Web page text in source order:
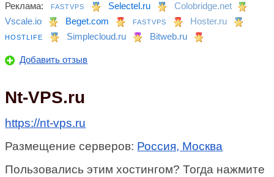
Реклама:
FASTVPS Selectel.ru
Colobridge.net
Vscale.io
Beget.com FASTVPS Hoster.ru
HOSTLIFE Simplecloud.ru Bitweb.ru
Добавить отзыв
Nt-VPS.ru
https://nt-vps.ru
Размещение серверов: Россия, Москва
Пользовались этим хостингом? Тогда нажмите